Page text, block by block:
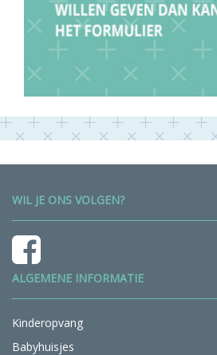
WIL JE ONS VOLGEN?
ALGEMENE INFORMATIE
Kinderopvang
Babyhuisjes